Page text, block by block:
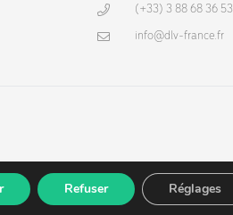
(+33) 3 88 68 36 53
info@dlv-france.fr
Refuser Réglages